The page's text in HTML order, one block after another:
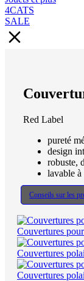
4CATS
SALE
Red Label
pureté
design
robuste,
lavable à
Conseils sur les
Couvertures
Couvertures
Couvertures